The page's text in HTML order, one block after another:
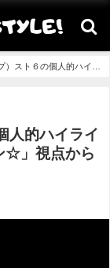
）スト６の個人的ハイラ
人的ハイライ
☆」視点から